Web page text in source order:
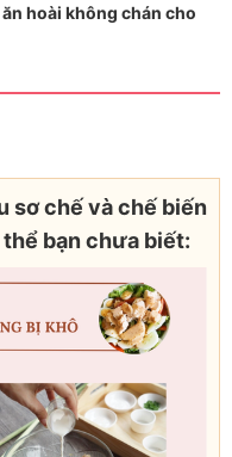
hoài không chán cho
sơ chế và chế biến
bạn chưa biết: